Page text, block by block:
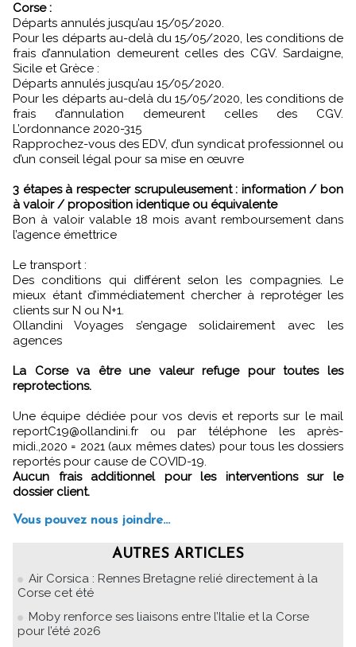
Corse :
Départs annulés jusqu’au 15/05/2020.
Pour les départs au-delà du 15/05/2020, les conditions de
frais d’annulation demeurent celles des CGV. Sardaigne,
Sicile et Grèce :
Départs annulés jusqu’au 15/05/2020.
Pour les départs au-delà du 15/05/2020, les conditions de
frais d’annulation demeurent celles des CGV.
L’ordonnance 2020-315
Rapprochez-vous des EDV, d’un syndicat professionnel ou
d’un conseil légal pour sa mise en œuvre
3 étapes à respecter scrupuleusement : information / bon
à valoir / proposition identique ou équivalente
Bon à valoir valable 18 mois avant remboursement dans
l’agence émettrice
Le transport :
Des conditions qui différent selon les compagnies. Le
mieux étant d’immédiatement chercher à reprotéger les
clients sur N ou N+1.
Ollandini Voyages s’engage solidairement avec les
agences
La Corse va être une valeur refuge pour toutes les
reprotections.
Une équipe dédiée pour vos devis et reports sur le mail
reportC19@ollandini.fr ou par téléphone les après-
midi.,2020 = 2021 (aux mêmes dates) pour tous les dossiers
reportés pour cause de COVID-19.
Aucun frais additionnel pour les interventions sur le
dossier client.
Vous pouvez nous joindre...
AUTRES ARTICLES
Air Corsica : Rennes Bretagne relié directement à la
Corse cet été
Moby renforce ses liaisons entre l’Italie et la Corse
pour l’été 2026